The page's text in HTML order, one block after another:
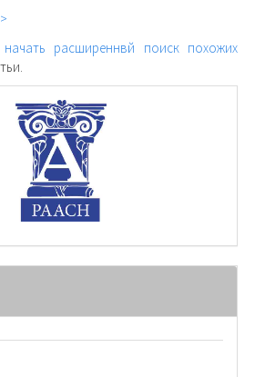
начать расширеннвй поиск похожих